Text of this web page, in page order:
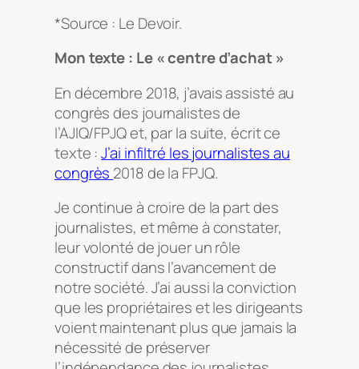
*Source : Le Devoir.
Mon texte : Le « centre d’achat »
En décembre 2018, j’avais assisté au
congrès des journalistes de
l’AJIQ/FPJQ et, par la suite, écrit ce
texte :J’ai infiltré les journalistes au
congrès 2018 de la FPJQ.
Je continue à croire de la part des
journalistes, et même à constater,
leur volonté de jouer un rôle
constructif dans l’avancement de
notre société. J’ai aussi la conviction
que les propriétaires et les dirigeants
voient maintenant plus que jamais la
nécessité de préserver